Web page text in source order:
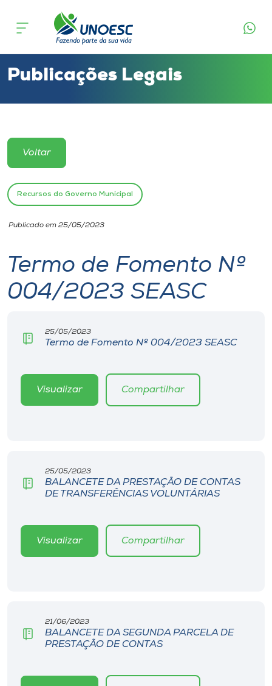
Cursos
Atendimento ao Estudante
Portal de Ensino
Unoesc
Internacionalização
I.nova
Diplomados
Cultura
CPA
Editora
Museu
Publicações Legais
Voltar
Recursos do Governo Municipal
Publicado em 25/05/2023
Termo de Fomento Nº
004/2023 SEASC
25/05/2023
Termo de Fomento Nº 004/2023 SEASC
Visualizar Compartilhar
25/05/2023
BALANCETE DA PRESTAÇÃO DE CONTAS
DE TRANSFERÊNCIAS VOLUNTÁRIAS
Visualizar Compartilhar
21/06/2023
BALANCETE DA SEGUNDA PARCELA DE
PRESTAÇÃO DE CONTAS